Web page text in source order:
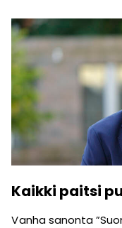
Kaikki paitsi
V anha sanonta